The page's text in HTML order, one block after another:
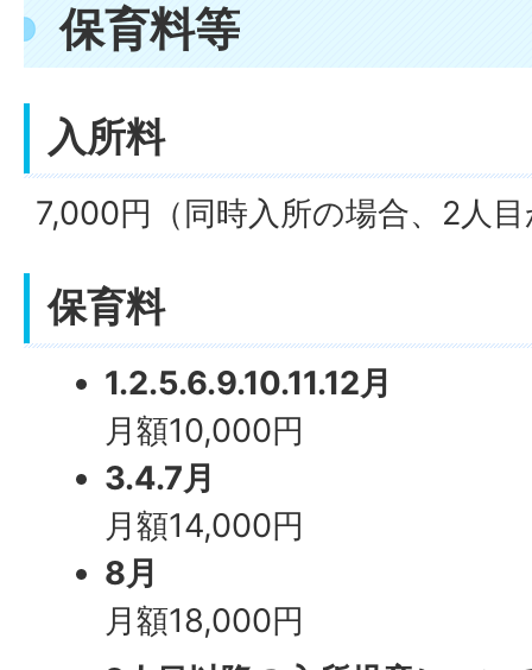
保育料等
入所料
7,000円（同時入所の場合、2人
保育料
1.2.5.6.9.10.11.12月
月額10,000円
3.4.7月
月額14,000円
8月
月額18,000円